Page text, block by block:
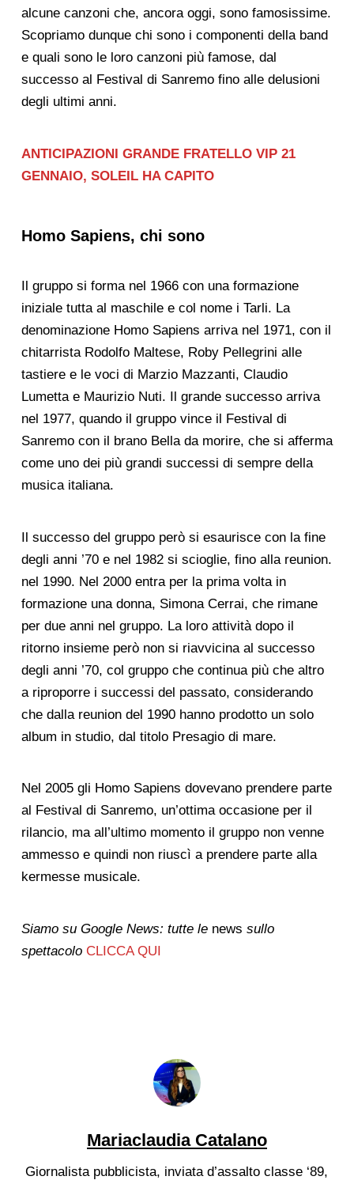
alcune canzoni che, ancora oggi, sono famosissime.
Scopriamo dunque chi sono i componenti della band
e quali sono le loro canzoni più famose, dal
successo al Festival di Sanremo fino alle delusioni
degli ultimi anni.
ANTICIPAZIONI GRANDE FRATELLO VIP 21
GENNAIO, SOLEIL HA CAPITO
Homo Sapiens, chi sono
Il gruppo si forma nel 1966 con una formazione
iniziale tutta al maschile e col nome i Tarli. La
denominazione Homo Sapiens arriva nel 1971, con il
chitarrista Rodolfo Maltese, Roby Pellegrini alle
tastiere e le voci di Marzio Mazzanti, Claudio
Lumetta e Maurizio Nuti. Il grande successo arriva
nel 1977, quando il gruppo vince il Festival di
Sanremo con il brano Bella da morire, che si afferma
come uno dei più grandi successi di sempre della
musica italiana.
Il successo del gruppo però si esaurisce con la fine
degli anni ’70 e nel 1982 si scioglie, fino alla reunion.
nel 1990. Nel 2000 entra per la prima volta in
formazione una donna, Simona Cerrai, che rimane
per due anni nel gruppo. La loro attività dopo il
ritorno insieme però non si riavvicina al successo
degli anni ’70, col gruppo che continua più che altro
a riproporre i successi del passato, considerando
che dalla reunion del 1990 hanno prodotto un solo
album in studio, dal titolo Presagio di mare.
Nel 2005 gli Homo Sapiens dovevano prendere parte
al Festival di Sanremo, un’ottima occasione per il
rilancio, ma all’ultimo momento il gruppo non venne
ammesso e quindi non riuscì a prendere parte alla
kermesse musicale.
Siamo su Google News: tutte lenews sullo
spettacolo CLICCA QUI
Mariaclaudia Catalano
Giornalista pubblicista, inviata d’assalto classe ‘89,